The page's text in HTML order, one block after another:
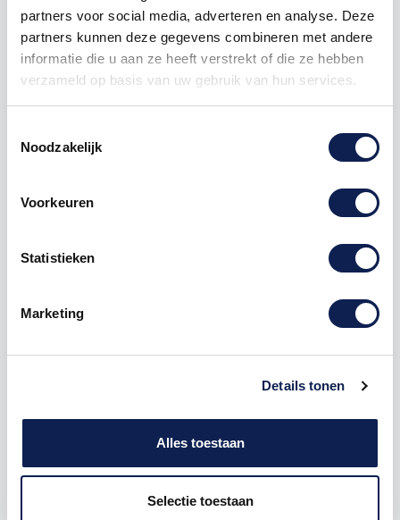
partners voor social media, adverteren en analyse. Deze
partners kunnen deze gegevens combineren met andere
informatie die u aan ze heeft verstrekt of die ze hebben
verzameld op basis van uw gebruik van hun services.
Noodzakelijk
Voorkeuren
Statistieken
Marketing
Details tonen
Alles toestaan
Selectie toestaan
10 € 0,90 € 1,00
25 € 0,85 € 3,75
100
1000
Omschrijving
Product details